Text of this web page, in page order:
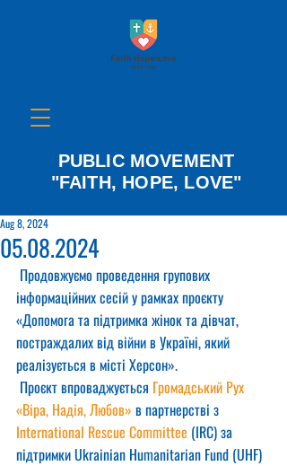
PUBLIC MOVEMENT
"FAITH, HOPE, LOVE"
05.08.2024
Aug 8, 2024
Продовжуємо проведення групових
інформаційних сесій у рамках проєкту
«Допомога та підтримка жінок та дівчат,
постраждалих від війни в Україні, який
реалізується в місті Херсон».
Проєкт впроваджується Громадський Рух
«Віра, Надія, Любов» в партнерстві з
International Rescue Committee (IRC) за
підтримки Ukrainian Humanitarian Fund (UHF)